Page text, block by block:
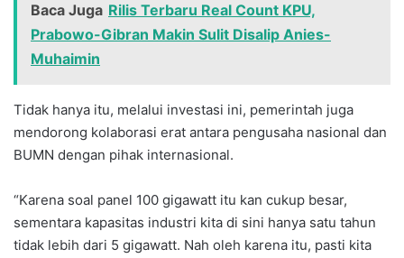
Baca Juga Rilis Terbaru Real Count KPU,
Prabowo-Gibran Makin Sulit Disalip Anies-
Muhaimin
Tidak hanya itu, melalui investasi ini, pemerintah juga
mendorong kolaborasi erat antara pengusaha nasional dan
BUMN dengan pihak internasional.
“Karena soal panel 100 gigawatt itu kan cukup besar,
sementara kapasitas industri kita di sini hanya satu tahun
tidak lebih dari 5 gigawatt. Nah oleh karena itu, pasti kita